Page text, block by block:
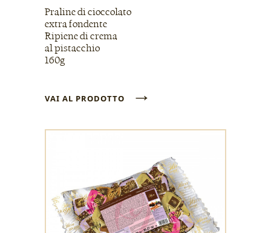
Praline di cioccolato
extra fondente
Ripiene di crema
al pistacchio
160g
VAI AL PRODOTTO →